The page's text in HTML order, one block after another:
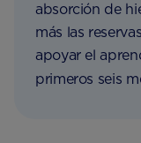
absorción de
más las
apoyar el
primeros seis